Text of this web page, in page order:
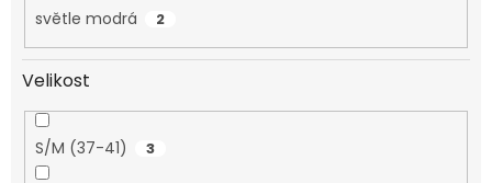
světle modrá 2
Velikost
S/M (37-41) 3